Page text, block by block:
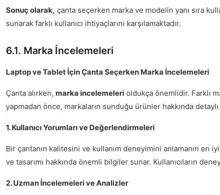
Sonuç olarak, çanta seçerken marka ve modelin yanı sıra
sunarak farklı kullanıcı ihtiyaçlarını karşılamaktadır.
6.1. Marka İncelemeleri
Laptop ve Tablet İçin Çanta Seçerken Marka İncelemeleri
Çanta alırken, marka incelemeleri oldukça önemlidir. Farklı
yapmadan önce, markaların sunduğu ürünler hakkında
1. Kullanıcı Yorumları ve Değerlendirmeleri
Bir çantanın kalitesini ve kullanım deneyimini anlamanın en
ve tasarımı hakkında önemli bilgiler sunar. Kullanıcıların
2. Uzman İncelemeleri ve Analizler